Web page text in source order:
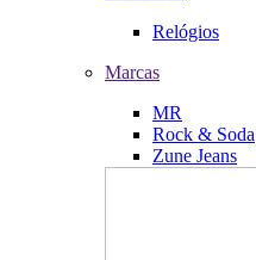
Relógios
Marcas
MR
Rock & Soda
Zune Jeans